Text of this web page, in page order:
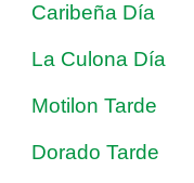
Caribeña Día
La Culona Día
Motilon Tarde
Dorado Tarde